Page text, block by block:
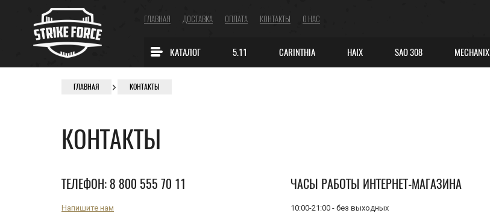
ГЛАВНАЯ ДОСТАВКА ОПЛАТА КОНТАКТЫ О НАС
КАТАЛОГ 5.11 CARINTHIA HAIX SAO 308 MECHANIX
ГЛАВНАЯ КОНТАКТЫ
КОНТАКТЫ
ТЕЛЕФОН:8 800 555 70 11
Напишите нам
ЧАСЫ РАБОТЫ ИНТЕРНЕТ-МАГАЗИНА
10:00-21:00 - без выходных